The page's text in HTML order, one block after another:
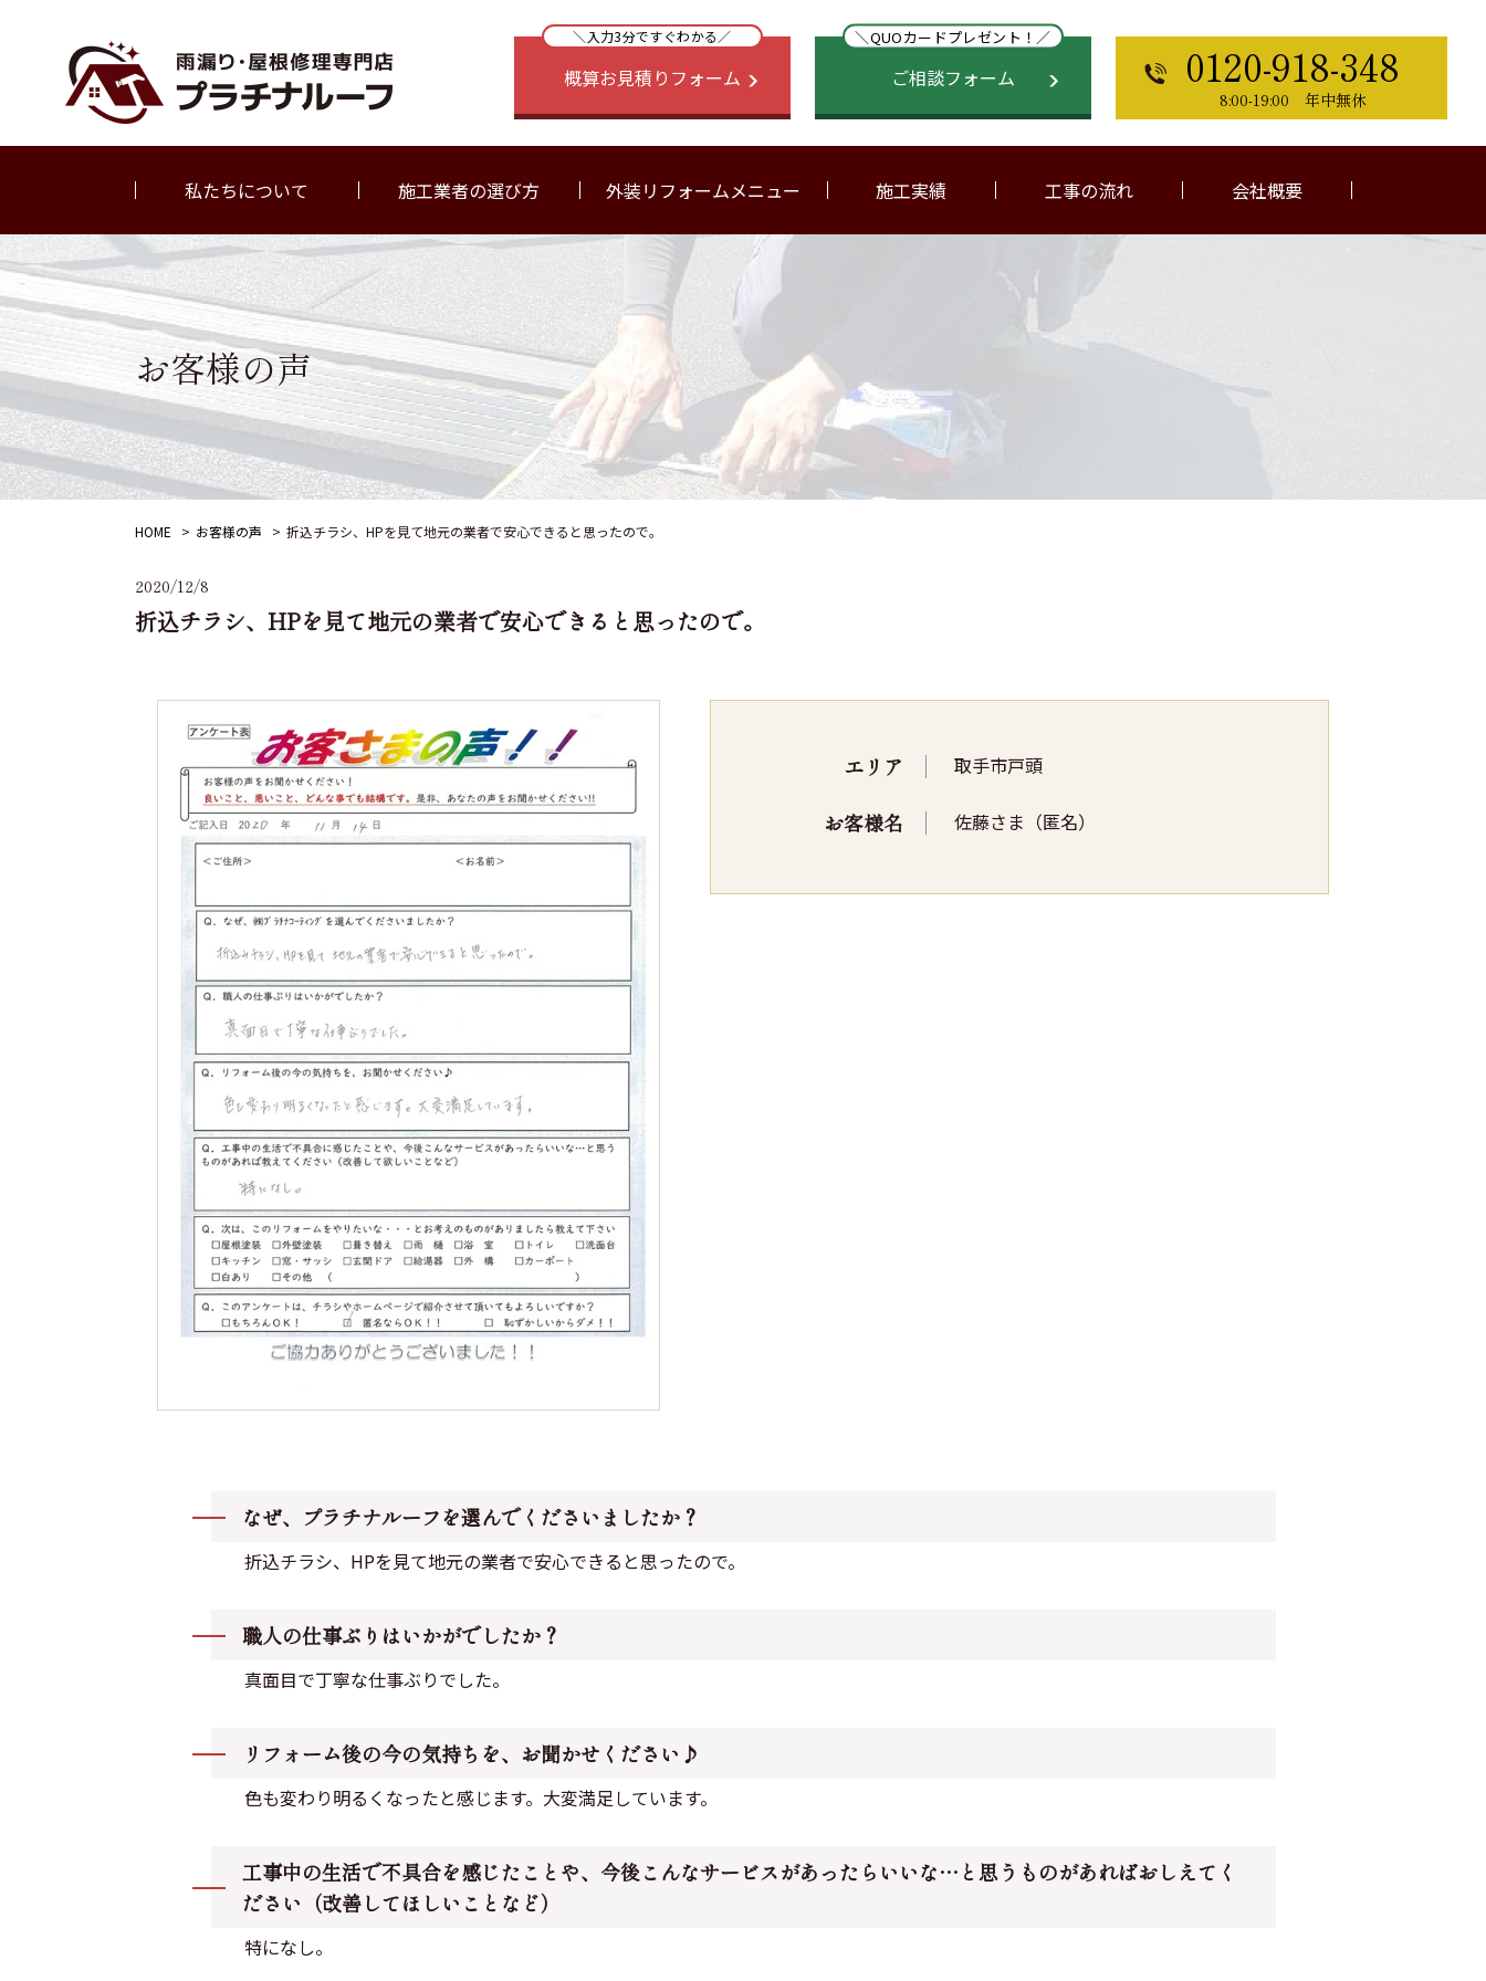
＼入力3分ですぐわかる／
概算お見積りフォーム
＼QUOカードプレゼント！／
ご相談フォーム 0120-918-348
8:00-19:00 年中無休
私たちについて 施工業者の選び方 外装リフォームメニュー 施工実績 工事の流れ 会社概要
お客様の声
HOME お客様の声 折込チラシ、HPを見て地元の業者で安心できると思ったので。
2020/12/8
折込チラシ、HPを見て地元の業者で安心できると思ったので。
エリア 取手市戸頭
お客様名 佐藤さま（匿名）
なぜ、プラチナルーフを選んでくださいましたか？
折込チラシ、HPを見て地元の業者で安心できると思ったので。
職人の仕事ぶりはいかがでしたか？
真面目で丁寧な仕事ぶりでした。
リフォーム後の今の気持ちを、お聞かせください♪
色も変わり明るくなったと感じます。大変満足しています。
工事中の生活で不具合を感じたことや、今後こんなサービスがあったらいいな…と思うものがあればおしえてく
ださい（改善してほしいことなど）
特になし。